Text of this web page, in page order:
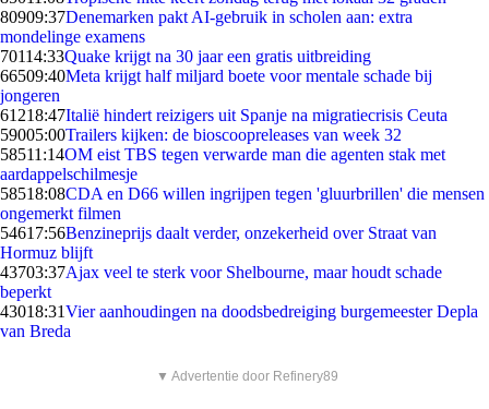
80909:37Denemarken pakt AI-gebruik in scholen aan: extra
mondelinge examens
70114:33Quake krijgt na 30 jaar een gratis uitbreiding
66509:40Meta krijgt half miljard boete voor mentale schade bij
jongeren
61218:47Italië hindert reizigers uit Spanje na migratiecrisis Ceuta
59005:00Trailers kijken: de bioscoopreleases van week 32
58511:14OM eist TBS tegen verwarde man die agenten stak met
aardappelschilmesje
58518:08CDA en D66 willen ingrijpen tegen 'gluurbrillen' die mensen
ongemerkt filmen
54617:56Benzineprijs daalt verder, onzekerheid over Straat van
Hormuz blijft
43703:37Ajax veel te sterk voor Shelbourne, maar houdt schade
beperkt
43018:31Vier aanhoudingen na doodsbedreiging burgemeester Depla
van Breda
▼ Advertentie door Refinery89